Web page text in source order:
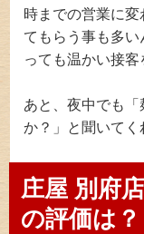
時までの営業に
てもらう事も多
っても温かい接客
あと、夜中でも
か？」と聞いてく
庄屋 別府
の評価は？